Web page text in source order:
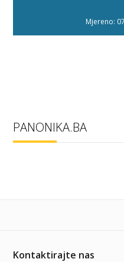
Mjereno:
PANONIKA.BA
Kontaktirajte nas